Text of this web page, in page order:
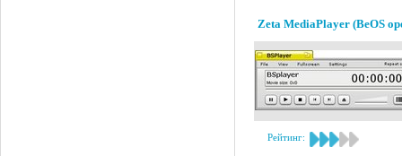
Zeta MediaPlayer (BeOS
Рейтинг: